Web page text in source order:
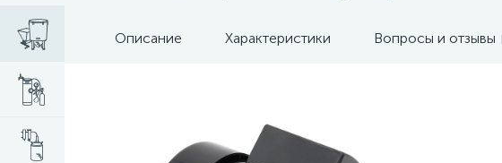
Описание Характеристики Вопросы и отзывы